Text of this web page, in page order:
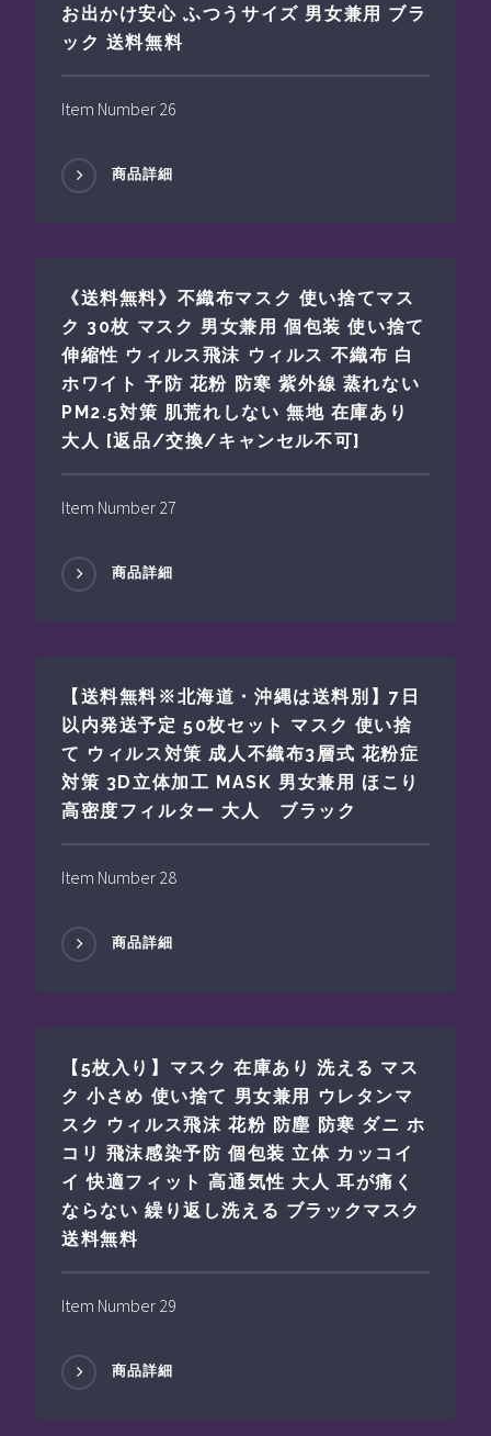
お出かけ安心 ふつうサイズ 男女兼用 ブラ
ック 送料無料
Item Number 26
商品詳細
《送料無料》不織布マスク 使い捨てマス
ク 30枚 マスク 男女兼用 個包装 使い捨て
伸縮性 ウィルス飛沫 ウィルス 不織布 白
ホワイト 予防 花粉 防寒 紫外線 蒸れない
PM2.5対策 肌荒れしない 無地 在庫あり
大人 [返品/交換/キャンセル不可]
Item Number 27
商品詳細
【送料無料※北海道・沖縄は送料別】7日
以内発送予定 50枚セット マスク 使い捨
て ウィルス対策 成人不織布3層式 花粉症
対策 3D立体加工 MASK 男女兼用 ほこり
高密度フィルター 大人 ブラック
Item Number 28
商品詳細
【5枚入り】マスク 在庫あり 洗える マス
ク 小さめ 使い捨て 男女兼用 ウレタンマ
スク ウィルス飛沫 花粉 防塵 防寒 ダニ ホ
コリ 飛沫感染予防 個包装 立体 カッコイ
イ 快適フィット 高通気性 大人 耳が痛く
ならない 繰り返し洗える ブラックマスク
送料無料
Item Number 29
商品詳細